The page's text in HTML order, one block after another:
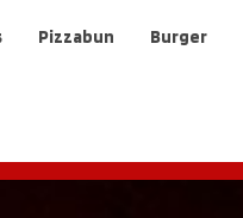
Pizzabun Burger